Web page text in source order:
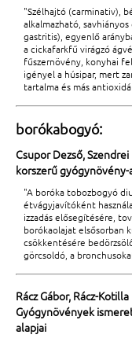
"Szélhajtó (carminativ),
alkalmazható,
gastritis), egyenlő
a cickafarkfű virágzó
fűszernövény, konyhai
igényel a húsipar, mert
tartalma és más
borókabogyó:
Csupor Dezső,
korszerű gyógynövény-
"A boróka tobozbogyó
étvágyjavítóként
izzadás elősegítésére,
borókaolajat elsősorban
csökkentésére
görcsoldó, a
Rácz Gábor, Rácz-
Gyógynövények
alapjai